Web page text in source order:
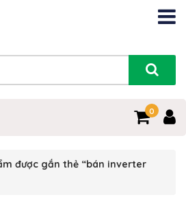
0
được gắn thẻ “bán inverter